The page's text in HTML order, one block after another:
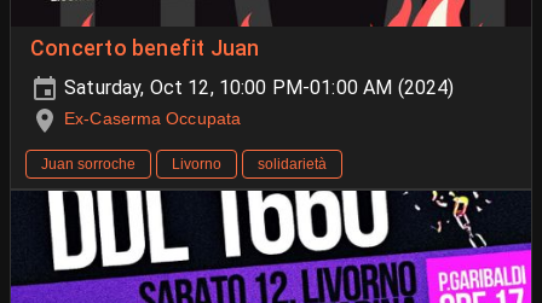
Concerto benefit Juan
Saturday, Oct 12, 10:00 PM-01:00 AM (2024)
Ex-Caserma Occupata
Juan sorroche Livorno solidarietà